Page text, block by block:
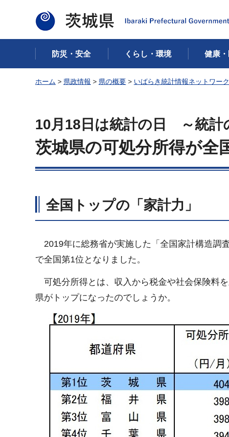
茨城県
防災・安全 くらし・環境 健康
ホーム > 県政情報 > 県の概要 > いばらき統計情報ネットワーク
10月18日は統計の日 ～統計
茨城県の可処分所得が全
全国トップの「家計力」
2019年に総務省が実施した「全国家計構造調
で全国第1位となりました。
可処分所得とは、収入から税金や社会保険料
県がトップになったのでしょうか。